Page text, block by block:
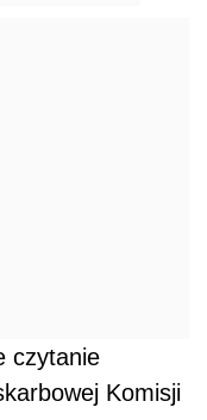
czytanie
Komisji